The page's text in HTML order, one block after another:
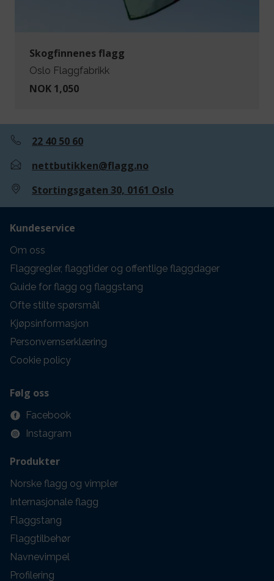
Skogfinnenes flagg
Oslo Flaggfabrikk
NOK 1,050
22 40 50 60
nettbutikken@flagg.no
Stortingsgaten 30, 0161 Oslo
Kundeservice
Om oss
Flaggregler, flaggtider og offentlige flaggdager
Guide for flagg og flaggstang
Ofte stilte spørsmål
Kjøpsinformasjon
Personvernserklæring
Cookie policy
Følg oss
Facebook
Instagram
Produkter
Norske flagg og vimpler
Internasjonale flagg
Flaggstang
Flaggtilbehør
Navnevimpel
Profilering